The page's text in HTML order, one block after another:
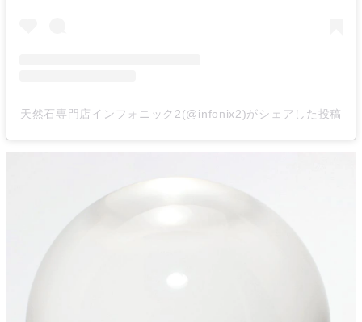
天然石専門店インフォニック2(@infonix2)がシェアした投稿